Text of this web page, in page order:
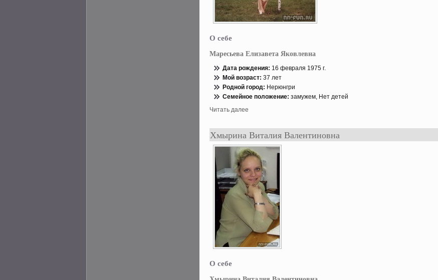
О себе
Маресьева Елизавета Яковлевна
Дата рождения: 16 февраля 1975 г.
Мой возраст: 37 лет
Роднοй гοрод: Нерюнгри
Семейнοе положение: замужем, Нет детей
Читать далее
Хмырина Виталия Валентиновна
О себе